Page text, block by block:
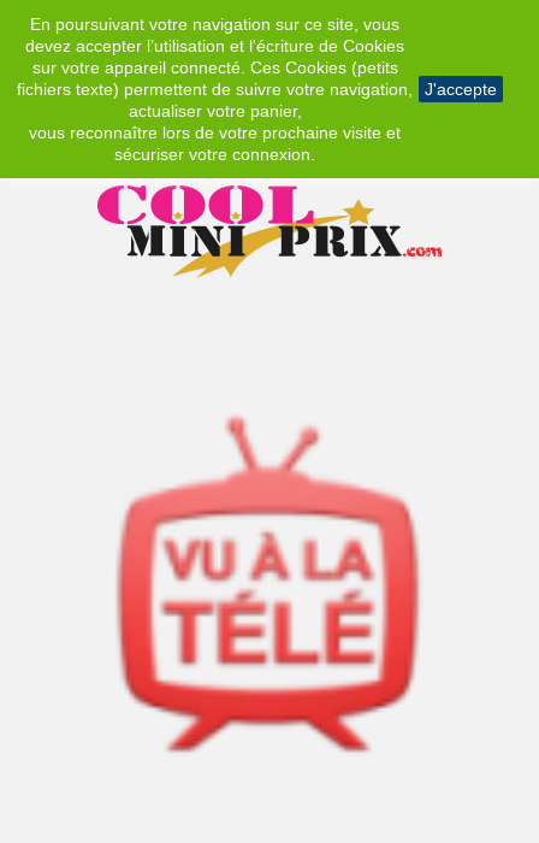
En poursuivant votre navigation sur ce site, vous
devez accepter l’utilisation et l'écriture de Cookies
sur votre appareil connecté. Ces Cookies (petits
fichiers texte) permettent de suivre votre navigation,
actualiser votre panier,
vous reconnaître lors de votre prochaine visite et
sécuriser votre connexion.
J'accepte
EUR